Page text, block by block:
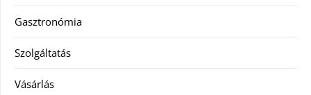
Gasztronómia
Szolgáltatás
Vásárlás